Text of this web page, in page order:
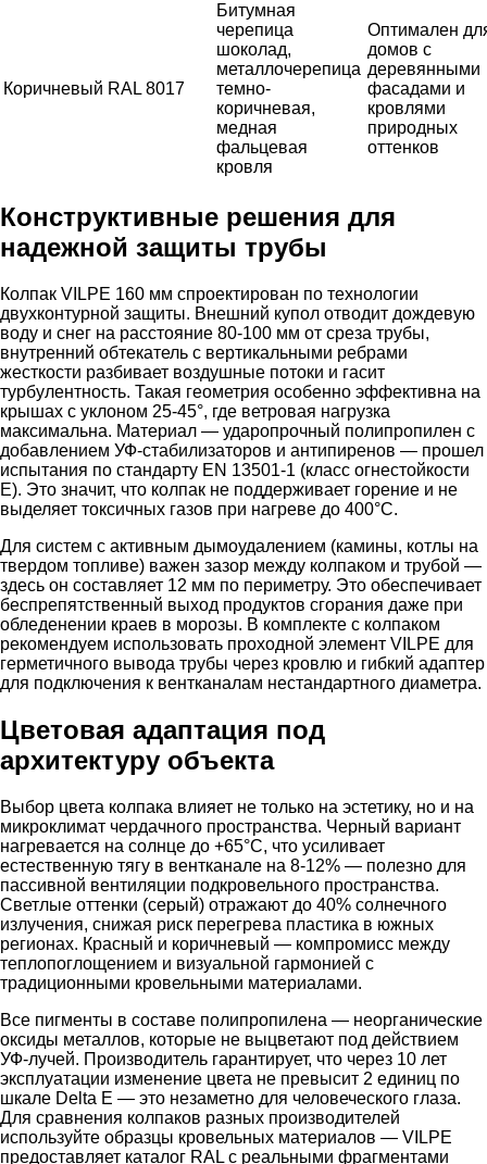
Коричневый RAL 8017
Битумная
черепица
шоколад,
металлочерепица
темно-
коричневая,
медная
фальцевая
кровля
Оптимален
домов с
деревянными
фасадами и
кровлями
природных
оттенков
Конструктивные решения для
надежной защиты трубы
Колпак VILPE 160 мм спроектирован по технологии
двухконтурной защиты. Внешний купол отводит дождевую
воду и снег на расстояние 80-100 мм от среза трубы,
внутренний обтекатель с вертикальными ребрами
жесткости разбивает воздушные потоки и гасит
турбулентность. Такая геометрия особенно эффективна на
крышах с уклоном 25-45°, где ветровая нагрузка
максимальна. Материал — ударопрочный полипропилен с
добавлением УФ-стабилизаторов и антипиренов — прошел
испытания по стандарту EN 13501-1 (класс огнестойкости
E). Это значит, что колпак не поддерживает горение и не
выделяет токсичных газов при нагреве до 400°C.
Для систем с активным дымоудалением (камины, котлы на
твердом топливе) важен зазор между колпаком и трубой —
здесь он составляет 12 мм по периметру. Это обеспечивает
беспрепятственный выход продуктов сгорания даже при
обледенении краев в морозы. В комплекте с колпаком
рекомендуем использовать проходной элемент VILPE для
герметичного вывода трубы через кровлю и гибкий адаптер
для подключения к вентканалам нестандартного диаметра.
Цветовая адаптация под
архитектуру объекта
Выбор цвета колпака влияет не только на эстетику, но и на
микроклимат чердачного пространства. Черный вариант
нагревается на солнце до +65°C, что усиливает
естественную тягу в вентканале на 8-12% — полезно для
пассивной вентиляции подкровельного пространства.
Светлые оттенки (серый) отражают до 40% солнечного
излучения, снижая риск перегрева пластика в южных
регионах. Красный и коричневый — компромисс между
теплопоглощением и визуальной гармонией с
традиционными кровельными материалами.
Все пигменты в составе полипропилена — неорганические
оксиды металлов, которые не выцветают под действием
УФ-лучей. Производитель гарантирует, что через 10 лет
эксплуатации изменение цвета не превысит 2 единиц по
шкале Delta E — это незаметно для человеческого глаза.
Для сравнения колпаков разных производителей
используйте образцы кровельных материалов — VILPE
предоставляет каталог RAL с реальными фрагментами